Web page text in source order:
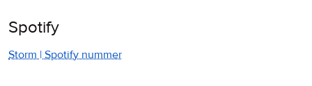
Spotify
Storm | Spotify nummer